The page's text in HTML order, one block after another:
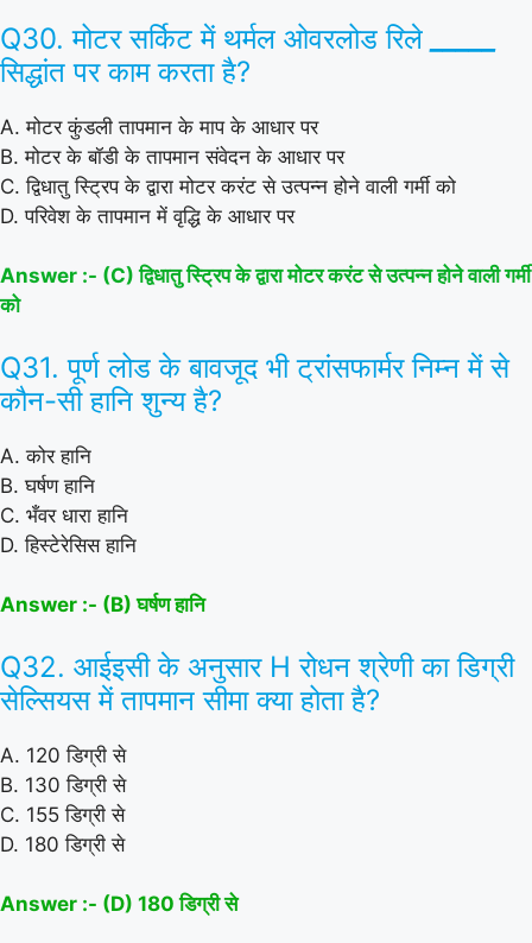
Q30. मोटर सर्किट में थर्मल ओवरलोड रिले
सिद्धांत पर काम करता है?
A. मोटर कुंडली तापमान के माप के आधार पर
B. मोटर के बॉडी के तापमान संवेदन के आधार पर
C. द्विधातु स्ट्रिप के द्वारा मोटर करंट से उत्पन्न होने वाली गर्मी को
D. परिवेश के तापमान में वृद्धि के आधार पर
Answer :- (C) द्विधातु स्ट्रिप के द्वारा मोटर करंट से उत्पन्न होने वाली गर्मी
को
Q31. पूर्ण लोड के बावजूद भी ट्रांसफार्मर निम्न में से
कौन-सी हानि शुन्य है?
A. कोर हानि
B. घर्षण हानि
C. भँवर धारा हानि
D. हिस्टेरेसिस हानि
Answer :- (B) घर्षण हानि
Q32. आईइसी के अनुसार H रोधन श्रेणी का डिग्री
सेल्सियस में तापमान सीमा क्या होता है?
A. 120 डिग्री से
B. 130 डिग्री से
C. 155 डिग्री से
D. 180 डिग्री से
Answer :- (D) 180 डिग्री से